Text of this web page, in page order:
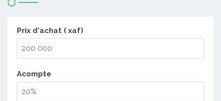
Prix d'achat ( xaf)
Acompte